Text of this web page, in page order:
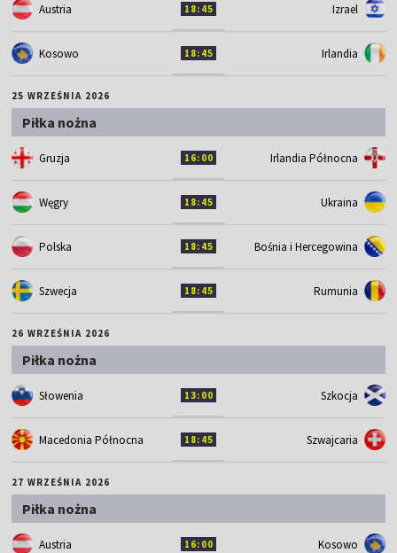
Austria 18:45 Izrael
Kosowo 18:45 Irlandia
25 WRZEŚNIA 2026
Piłka nożna
Gruzja 16:00 Irlandia Północna
Węgry 18:45 Ukraina
Polska 18:45 Bośnia i Hercegowina
Szwecja 18:45 Rumunia
26 WRZEŚNIA 2026
Piłka nożna
Słowenia 13:00 Szkocja
Macedonia Północna 18:45 Szwajcaria
27 WRZEŚNIA 2026
Piłka nożna
Austria 16:00 Kosowo